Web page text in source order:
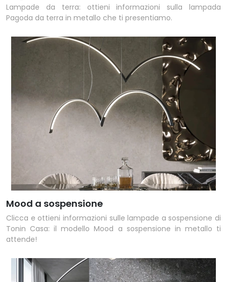
Lampade da terra: ottieni informazioni sulla lampada
Pagoda da terra in metallo che ti presentiamo.
Mood a sospensione
Clicca e ottieni informazioni sulle lampade a sospensione di
Tonin Casa: il modello Mood a sospensione in metallo ti
attende!